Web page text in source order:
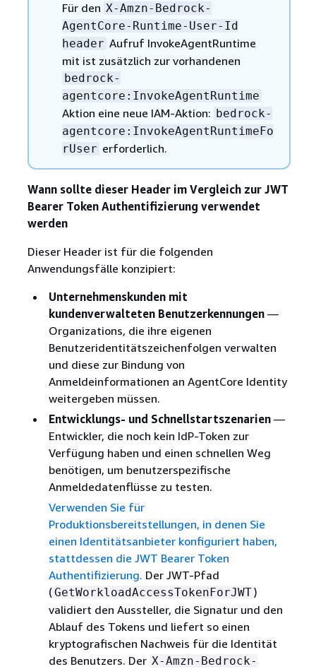
Für den X-Amzn-Bedrock-
AgentCore-Runtime-User-Id
header Aufruf InvokeAgentRuntime
mit ist zusätzlich zur vorhandenen
bedrock-
agentcore:InvokeAgentRuntime
Aktion eine neue IAM-Aktion: bedrock-
agentcore:InvokeAgentRuntimeFo
rUser erforderlich.
Wann sollte dieser Header im Vergleich zur JWT
Bearer Token Authentifizierung verwendet
werden
Dieser Header ist für die folgenden
Anwendungsfälle konzipiert:
Unternehmenskunden mit
kundenverwalteten Benutzerkennungen—
Organizations, die ihre eigenen
Benutzeridentitätszeichenfolgen verwalten
und diese zur Bindung von
Anmeldeinformationen an AgentCore Identity
weitergeben müssen.
Entwicklungs- und Schnellstartszenarien—
Entwickler, die noch kein IdP-Token zur
Verfügung haben und einen schnellen Weg
benötigen, um benutzerspezifische
Anmeldedatenflüsse zu testen.
Verwenden Sie für
Produktionsbereitstellungen, in denen Sie
einen Identitätsanbieter konfiguriert haben,
stattdessen die JWT Bearer Token
Authentifizierung. Der JWT-Pfad
(GetWorkloadAccessTokenForJWT)
validiert den Aussteller, die Signatur und den
Ablauf des Tokens und liefert so einen
kryptografischen Nachweis für die Identität
des Benutzers. Der X-Amzn-Bedrock-